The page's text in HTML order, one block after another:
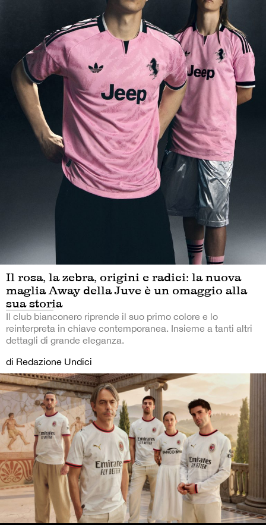
Il rosa, la zebra, origini e radici: la nuova
maglia Away della Juve è un omaggio alla
sua storia
Il club bianconero riprende il suo primo colore e lo
reinterpreta in chiave contemporanea. Insieme a tanti altri
dettagli di grande eleganza.
di Redazione Undici